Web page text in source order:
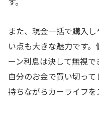
また、現金一括で購入
い点も大きな魅力です
ーン利息は決して無視
自分のお金で買い切っ
持ちながらカーライフを